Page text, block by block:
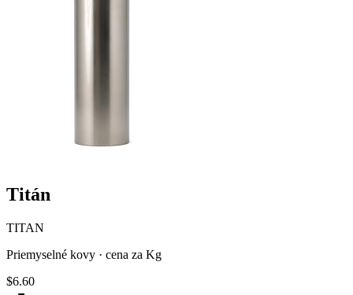
Titán
TITAN
Priemyselné kovy · cena za Kg
$6.60